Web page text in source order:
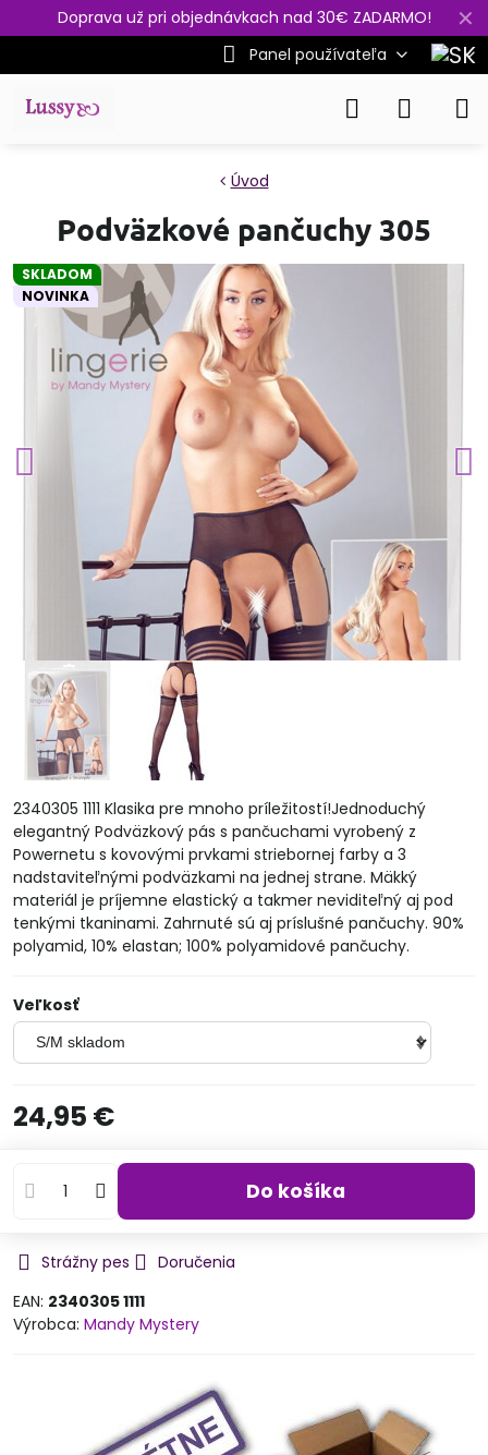
✕
Doprava už pri objednávkach nad 30€ ZADARMO!
Panel používateľa
SKLADOM
NOVINKA
Úvod
Podväzkové pančuchy 305
2340305 1111 Klasika pre mnoho príležitostí!Jednoduchý
elegantný Podväzkový pás s pančuchami vyrobený z
Powernetu s kovovými prvkami striebornej farby a 3
nadstaviteľnými podväzkami na jednej strane. Mäkký
materiál je príjemne elastický a takmer neviditeľný aj pod
tenkými tkaninami. Zahrnuté sú aj príslušné pančuchy. 90%
polyamid, 10% elastan; 100% polyamidové pančuchy.
Veľkosť
24,95 €
Do košíka
Strážny pes
Doručenia
EAN: 2340305 1111
Výrobca: Mandy Mystery